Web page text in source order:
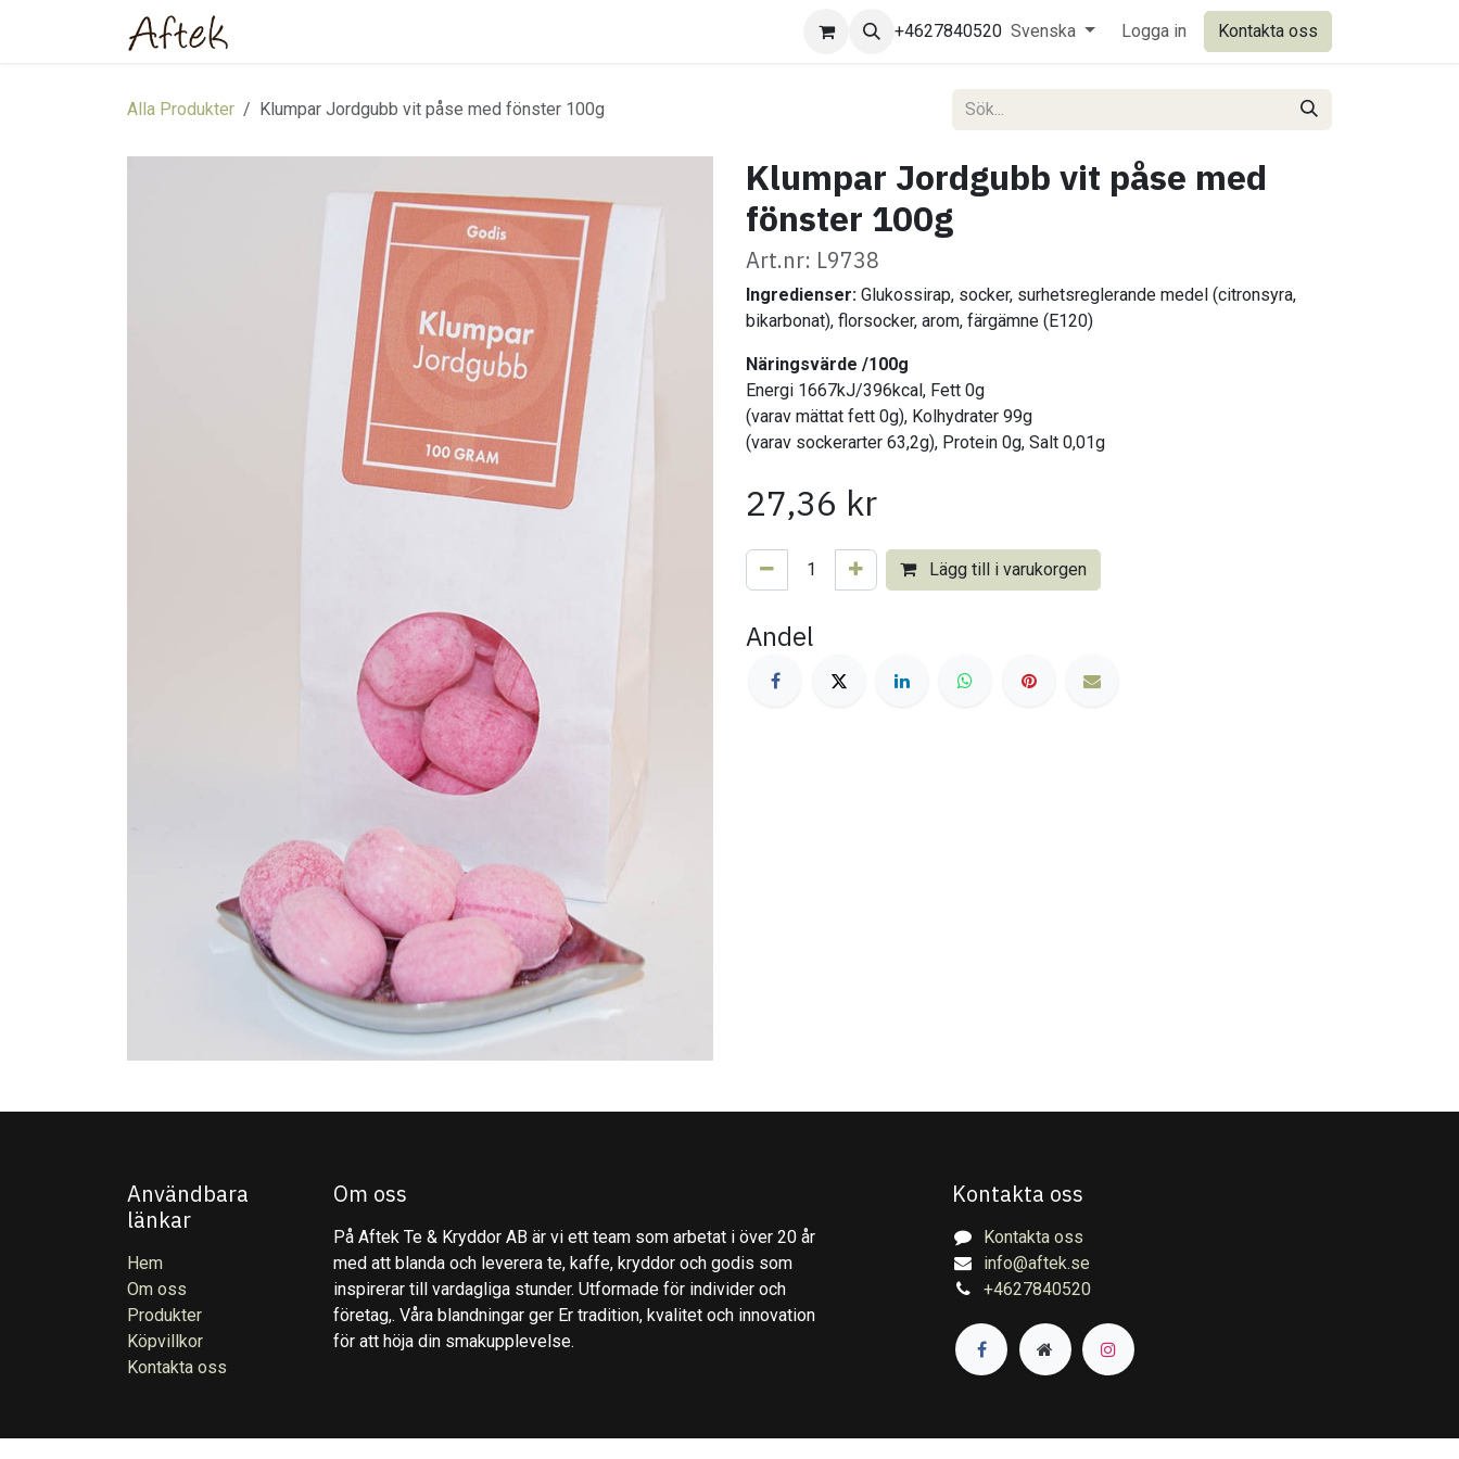
+4627840520 Svenska Logga in Kontakta oss
Alla Produkter Klumpar Jordgubb vit påse med fönster 100g
Klumpar Jordgubb vit påse med
fönster 100g
Art.nr: L9738
Ingredienser: Glukossirap, socker, surhetsreglerande medel (citronsyra,
bikarbonat), florsocker, arom, färgämne (E120)
Näringsvärde /100g
Energi 1667kJ/396kcal, Fett 0g
(varav mättat fett 0g), Kolhydrater 99g
(varav sockerarter 63,2g), Protein 0g, Salt 0,01g
27,36 kr
Lägg till i varukorgen
Andel
Användbara
länkar
Hem
Om oss
Produkter
Köpvillkor
Kontakta oss
Om oss
På Aftek Te & Kryddor AB är vi ett team som arbetat i över 20 år
med att blanda och leverera te, kaffe, kryddor och godis som
inspirerar till vardagliga stunder. Utformade för individer och
företag,. Våra blandningar ger Er tradition, kvalitet och innovation
för att höja din smakupplevelse.
Kontakta oss
Kontakta oss
info@aftek.se
+4627840520